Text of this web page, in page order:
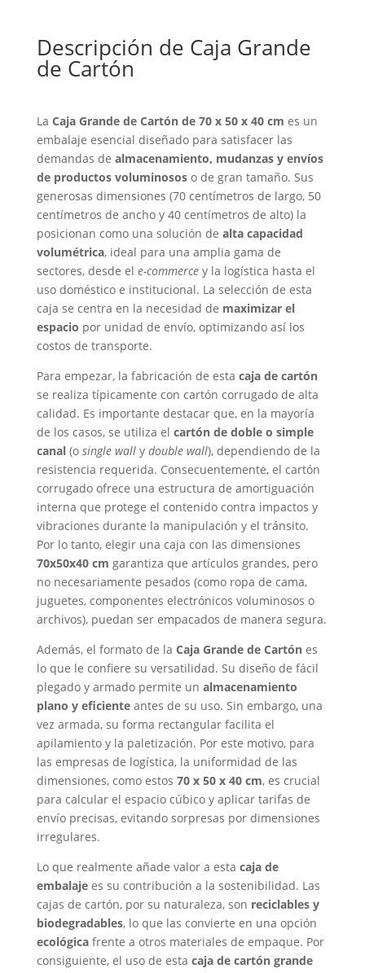
Descripción de Caja Grande
de Cartón
La Caja Grande de Cartón de 70 x 50 x 40 cm es un
embalaje esencial diseñado para satisfacer las
demandas de almacenamiento, mudanzas y envíos
de productos voluminososo de gran tamaño. Sus
generosas dimensiones (70 centímetros de largo, 50
centímetros de ancho y 40 centímetros de alto) la
posicionan como una solución de alta capacidad
volumétrica, ideal para una amplia gama de
sectores, desde el e-commercey la logística hasta el
uso doméstico e institucional. La selección de esta
caja se centra en la necesidad de maximizar el
espacio por unidad de envío, optimizando así los
costos de transporte.
Para empezar, la fabricación de esta caja de cartón
se realiza típicamente con cartón corrugado de alta
calidad. Es importante destacar que, en la mayoría
de los casos, se utiliza el cartón de doble o simple
canal(o single wally double wall), dependiendo de la
resistencia requerida. Consecuentemente, el cartón
corrugado ofrece una estructura de amortiguación
interna que protege el contenido contra impactos y
vibraciones durante la manipulación y el tránsito.
Por lo tanto, elegir una caja con las dimensiones
70x50x40 cm garantiza que artículos grandes, pero
no necesariamente pesados (como ropa de cama,
juguetes, componentes electrónicos voluminosos o
archivos), puedan ser empacados de manera segura.
Además, el formato de la Caja Grande de Cartónes
lo que le confiere su versatilidad. Su diseño de fácil
plegado y armado permite un almacenamiento
plano y eficienteantes de su uso. Sin embargo, una
vez armada, su forma rectangular facilita el
apilamiento y la paletización. Por este motivo, para
las empresas de logística, la uniformidad de las
dimensiones, como estos 70 x 50 x 40 cm, es crucial
para calcular el espacio cúbico y aplicar tarifas de
envío precisas, evitando sorpresas por dimensiones
irregulares.
Lo que realmente añade valor a esta caja de
embalajees su contribución a la sostenibilidad. Las
cajas de cartón, por su naturaleza, son reciclables y
biodegradables, lo que las convierte en una opción
ecológicafrente a otros materiales de empaque. Por
consiguiente, el uso de esta caja de cartón grande